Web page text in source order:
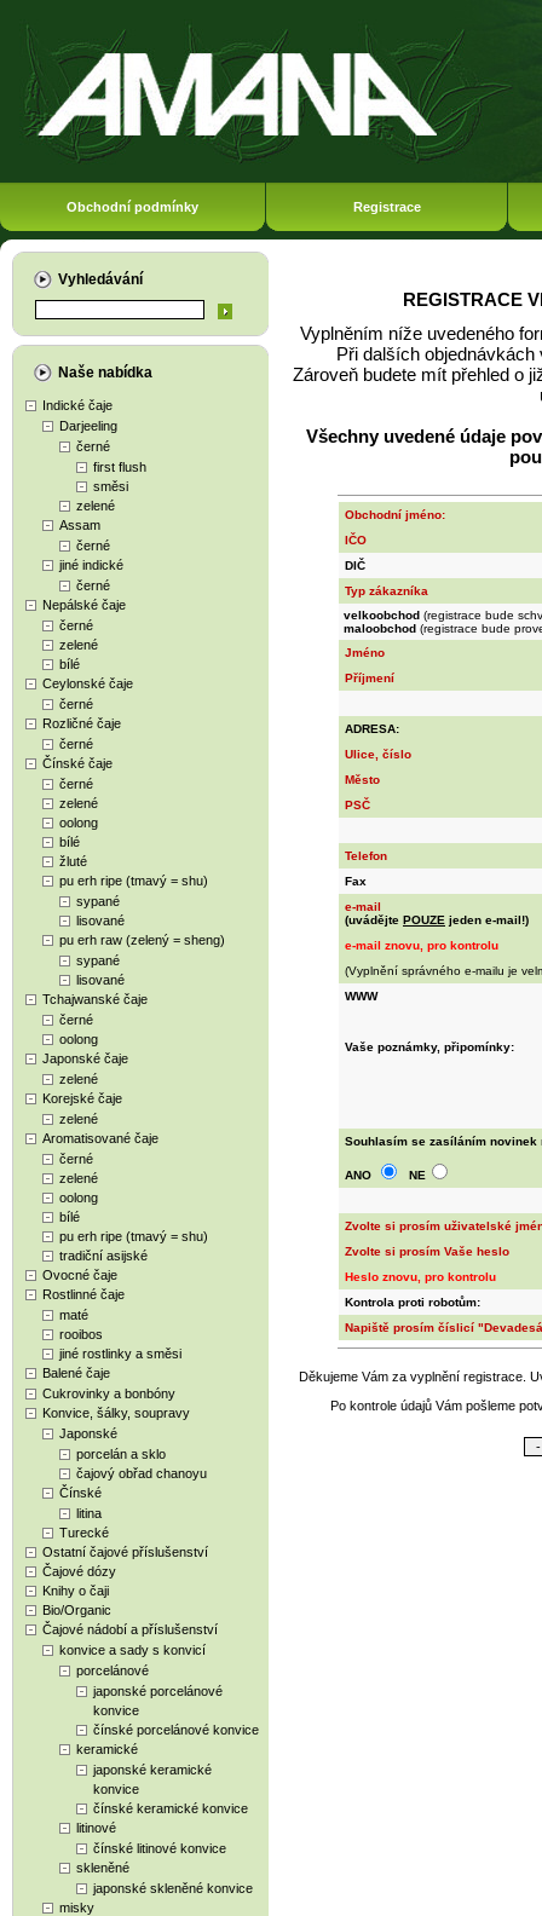
Obchodní podmínky Registrace
Vyhledávání
Naše nabídka
Indické čaje
Darjeeling
černé
first flush
směsi
zelené
Assam
černé
jiné indické
černé
Nepálské čaje
černé
zelené
bílé
Ceylonské čaje
černé
Rozličné čaje
černé
Čínské čaje
černé
zelené
oolong
bílé
žluté
pu erh ripe (tmavý = shu)
sypané
lisované
pu erh raw (zelený = sheng)
sypané
lisované
Tchajwanské čaje
černé
oolong
Japonské čaje
zelené
Korejské čaje
zelené
Aromatisované čaje
černé
zelené
oolong
bílé
pu erh ripe (tmavý = shu)
tradiční asijské
Ovocné čaje
Rostlinné čaje
maté
rooibos
jiné rostlinky a směsi
Balené čaje
Cukrovinky a bonbóny
Konvice, šálky, soupravy
Japonské
porcelán a sklo
čajový obřad chanoyu
Čínské
litina
Turecké
Ostatní čajové příslušenství
Čajové dózy
Knihy o čaji
Bio/Organic
Čajové nádobí a příslušenství
konvice a sady s konvicí
porcelánové
japonské porcelánové
konvice
čínské porcelánové konvice
keramické
japonské keramické
konvice
čínské keramické konvice
litinové
čínské litinové konvice
skleněné
japonské skleněné konvice
misky
REGISTRACE
Vyplněním níže uvedeného
Při dalších
Zároveň budete mít přehled o
Všechny uvedené údaje
Obchodní jméno:
IČO
DIČ
Typ zákazníka
velkoobchod (registrace bude
maloobchod (registrace bude
Jméno
Příjmení
ADRESA:
Ulice, číslo
Město
PSČ
Telefon
Fax
e-mail
(uvádějte POUZE jeden e-mail!)
e-mail znovu, pro kontrolu
(Vyplnění správného e-mailu je
WWW
Vaše poznámky, připomínky:
Souhlasím se zasíláním novinek
ANO NE
Zvolte si prosím uživatelské
Zvolte si prosím Vaše heslo
Heslo znovu, pro kontrolu
Kontrola proti robotům:
Napiště prosím číslicí
Děkujeme Vám za vyplnění registrace.
Po kontrole údajů Vám pošleme